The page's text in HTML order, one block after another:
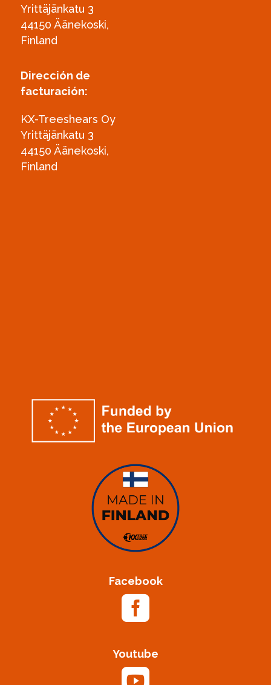
Yrittäjänkatu 3
44150 Äänekoski,
Finland
Dirección de
facturación:
KX-Treeshears Oy
Yrittäjänkatu 3
44150 Äänekoski,
Finland
Facebook

Youtube